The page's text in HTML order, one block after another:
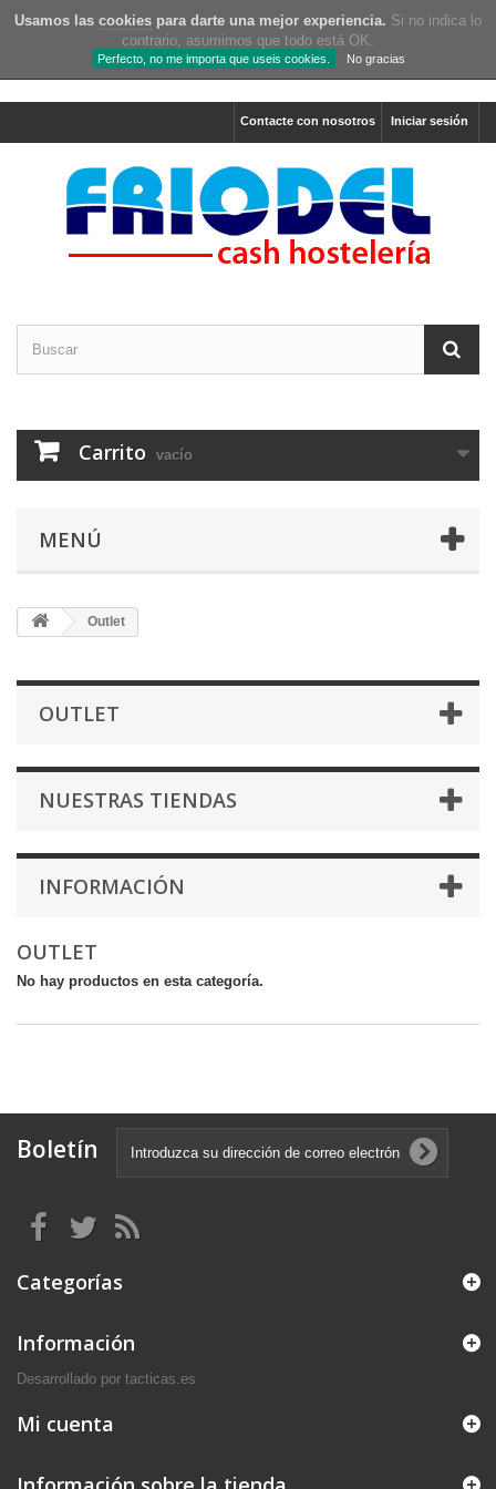
Usamos las cookies para darte una mejor experiencia. Si no indica lo
contrario, asumimos que todo está OK.
Perfecto, no me importa que useis cookies. No gracias
Iniciar sesión
Contacte con nosotros
Carrito vacío
MENÚ
Outlet
OUTLET
NUESTRAS TIENDAS
INFORMACIÓN
OUTLET
No hay productos en esta categoría.
Boletín
Categorías
Información
Desarrollado por tacticas.es
Mi cuenta